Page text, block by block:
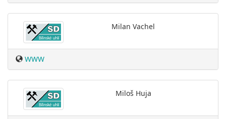
Milan Vachel
WWW
Miloš Huja